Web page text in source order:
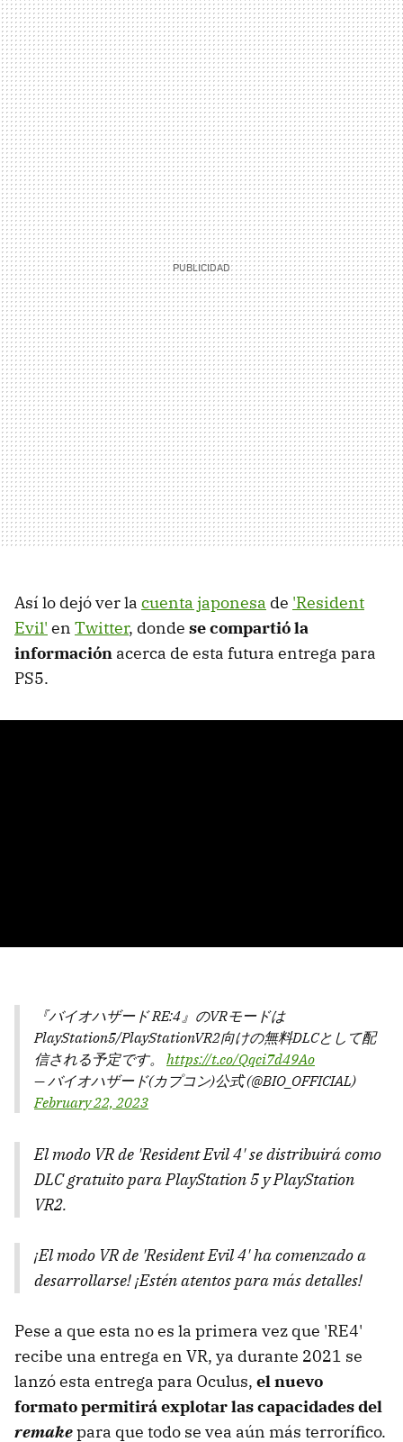
Así lo dejó ver la cuenta japonesa de 'Resident
Evil' en Twitter, donde se compartió la
información acerca de esta futura entrega para
PS5.
『バイオハザード RE:4』のVRモードは
PlayStation5/PlayStationVR2向けの無料DLCとして配
信される予定です。 https://t.co/Qqci7d49Ao
— バイオハザード(カプコン)公式 (@BIO_OFFICIAL)
February 22, 2023
El modo VR de 'Resident Evil 4' se distribuirá como
DLC gratuito para PlayStation 5 y PlayStation
VR2.
¡El modo VR de 'Resident Evil 4' ha comenzado a
desarrollarse! ¡Estén atentos para más detalles!
Pese a que esta no es la primera vez que 'RE4'
recibe una entrega en VR, ya durante 2021 se
lanzó esta entrega para Oculus, el nuevo
formato permitirá explotar las capacidades del
remakepara que todo se vea aún más terrorífico.